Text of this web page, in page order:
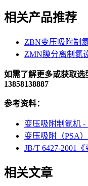
相关产品推荐
ZBN变压吸附制
ZMN膜分离制氮
如需了解更多或获取选
13858138887
参考资料：
变压吸附制氮机 -
变压吸附（PSA
JB/T 6427-2001
相关文章